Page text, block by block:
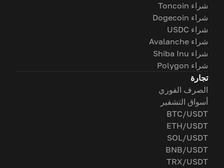
شراء Toncoin
شراء Dogecoin
شراء USDC
شراء Avalanche
شراء Shiba Inu
شراء Polygon
تجارة
الصرف الفوري
أسواق التشفير
BTC/USDT
ETH/USDT
SOL/USDT
BNB/USDT
TRX/USDT